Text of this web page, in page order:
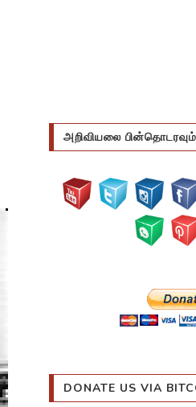
அறிவியலை பின்தொடரவும்
DONATE US VIA